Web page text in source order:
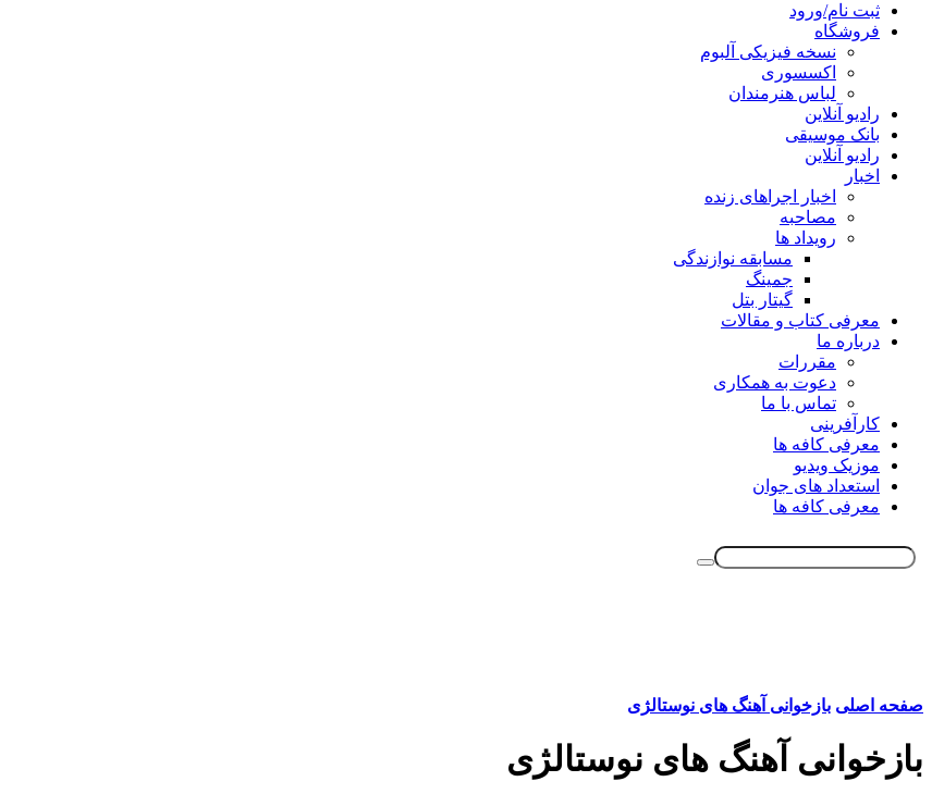
ثبت نام/ورود
فروشگاه
نسخه فیزیکی آلبوم
اکسسوری
لباس هنرمندان
رادیو آنلاین
بانک موسیقی
رادیو آنلاین
اخبار
اخبار اجراهای زنده
مصاحبه
رویداد ها
مسابقه نوازندگی
جمینگ
گیتار بتل
معرفی کتاب و مقالات
درباره ما
مقررات
دعوت به همکاری
تماس با ما
کارآفرینی
معرفی کافه ها
موزیک ویدیو
استعداد های جوان
معرفی کافه ها
صفحه اصلی بازخوانی آهنگ های نوستالژی
بازخوانی آهنگ های نوستالژی